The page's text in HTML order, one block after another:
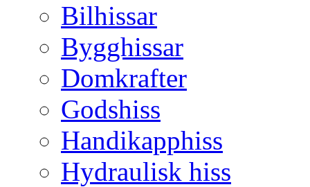
Bilhissar
Bygghissar
Domkrafter
Godshiss
Handikapphiss
Hydraulisk hiss